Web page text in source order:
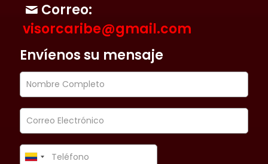
Correo:
visorcaribe@gmail.com
Envíenos su mensaje